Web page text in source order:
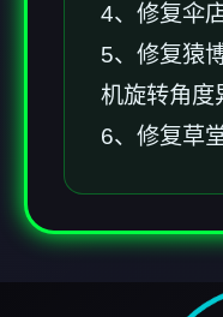
4、修复伞
5、修复猿
机旋转角度
6、修复草